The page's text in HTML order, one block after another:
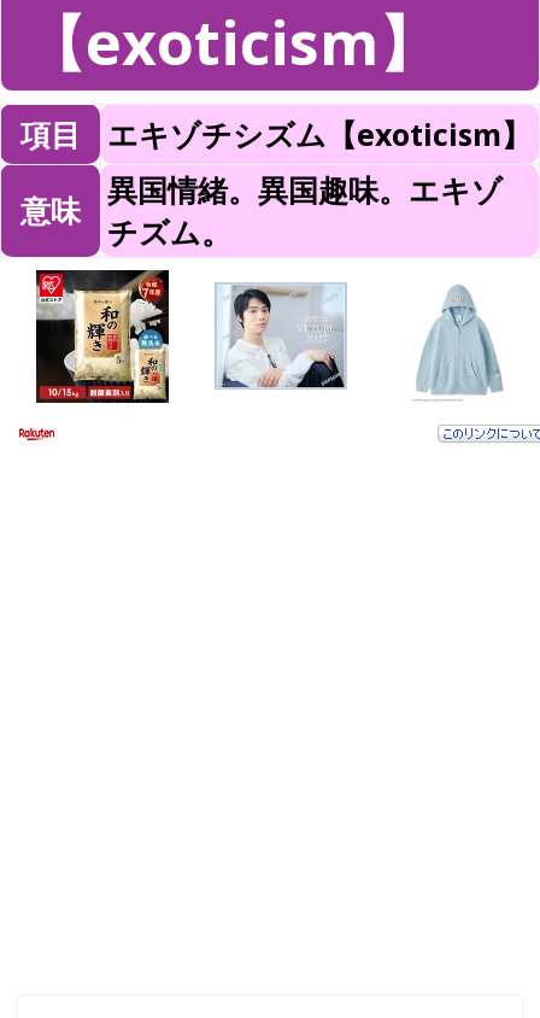
【exoticism】
項目
エキゾチシズム【exoticism】
意味
異国情緒。異国趣味。エキゾ
チズム。